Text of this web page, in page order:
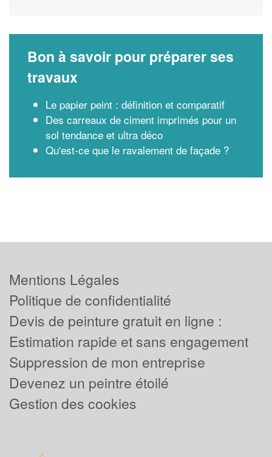
Bon à savoir pour préparer ses
travaux
Le papier peint : définition et comparatif
Des carreaux de ciment imprimés pour un
sol tendance et ultra déco
Qu'est-ce que le ravalement de façade ?
Mentions Légales
Politique de confidentialité
Devis de peinture gratuit en ligne :
Estimation rapide et sans engagement
Suppression de mon entreprise
Devenez un peintre étoilé
Gestion des cookies